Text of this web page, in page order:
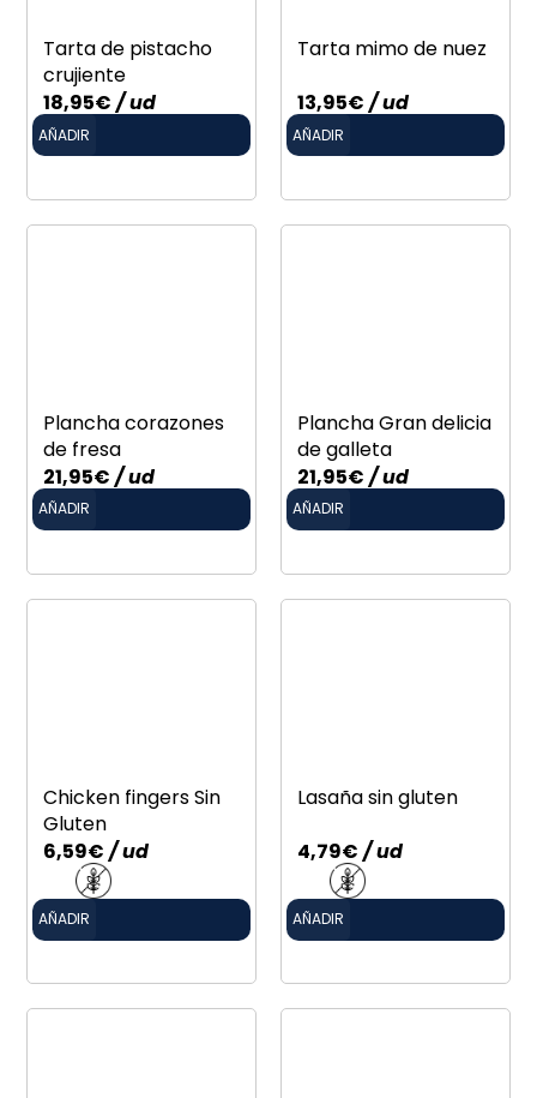
Tarta de pistacho
crujiente
18,95€/ ud
AÑADIR
Tarta mimo de nuez
13,95€/ ud
AÑADIR
Plancha corazones
de fresa
21,95€/ ud
AÑADIR
Plancha Gran delicia
de galleta
21,95€/ ud
AÑADIR
Chicken fingers Sin
Gluten
6,59€ / ud
AÑADIR
Lasaña sin gluten
4,79€ / ud
AÑADIR